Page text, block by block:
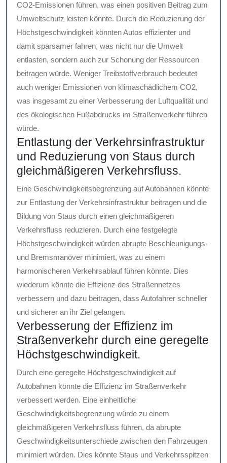
CO2-Emissionen führen, was einen positiven Beitrag zum
Umweltschutz leisten könnte. Durch die Reduzierung der
Höchstgeschwindigkeit könnten Autos effizienter und
damit sparsamer fahren, was nicht nur die Umwelt
entlasten, sondern auch zur Schonung der Ressourcen
beitragen würde. Weniger Treibstoffverbrauch bedeutet
auch weniger Emissionen von klimaschädlichem CO2,
was insgesamt zu einer Verbesserung der Luftqualität und
des ökologischen Fußabdrucks im Straßenverkehr führen
würde.
Entlastung der Verkehrsinfrastruktur
und Reduzierung von Staus durch
gleichmäßigeren Verkehrsfluss.
Eine Geschwindigkeitsbegrenzung auf Autobahnen könnte
zur Entlastung der Verkehrsinfrastruktur beitragen und die
Bildung von Staus durch einen gleichmäßigeren
Verkehrsfluss reduzieren. Durch eine festgelegte
Höchstgeschwindigkeit würden abrupte Beschleunigungs-
und Bremsmanöver minimiert, was zu einem
harmonischeren Verkehrsablauf führen könnte. Dies
wiederum könnte die Effizienz des Straßennetzes
verbessern und dazu beitragen, dass Autofahrer schneller
und sicherer an ihr Ziel gelangen.
Verbesserung der Effizienz im
Straßenverkehr durch eine geregelte
Höchstgeschwindigkeit.
Durch eine geregelte Höchstgeschwindigkeit auf
Autobahnen könnte die Effizienz im Straßenverkehr
verbessert werden. Eine einheitliche
Geschwindigkeitsbegrenzung würde zu einem
gleichmäßigeren Verkehrsfluss führen, da abrupte
Geschwindigkeitsunterschiede zwischen den Fahrzeugen
minimiert würden. Dies könnte Staus und Verkehrsspitzen